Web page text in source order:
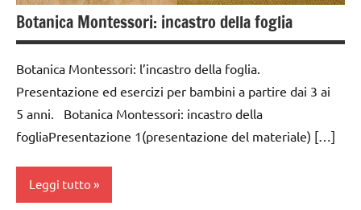
TUTTI GLI
DOWNLOAD
DIDATTICA
MONTESSORI
materiale
didattico
nomenclature
Montessori
Botanica Montessori: incastro della foglia
Botanica Montessori: l’incastro della foglia.
Presentazione ed esercizi per bambini a partire dai 3 ai
5 anni. Botanica Montessori: incastro della
fogliaPresentazione 1(presentazione del materiale) […]
Leggi tutto